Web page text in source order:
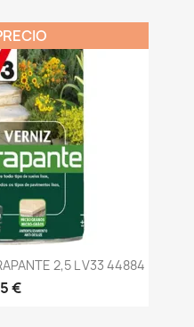
2,5 L V33 44884
€